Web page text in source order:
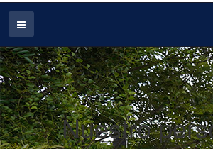
Nuestro